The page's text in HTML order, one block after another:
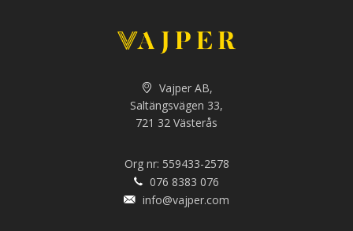
Vajper AB,
Saltängsvägen 33,
721 32 Västerås
Org nr: 559433-2578
076 8383 076
info@vajper.com